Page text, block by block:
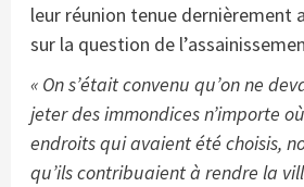
leur réunion tenue dernièrement
sur la question de
« On s’était convenu qu’on ne
jeter des immondices n’importe
endroits qui avaient été choisis,
qu’ils contribuaient à rendre la